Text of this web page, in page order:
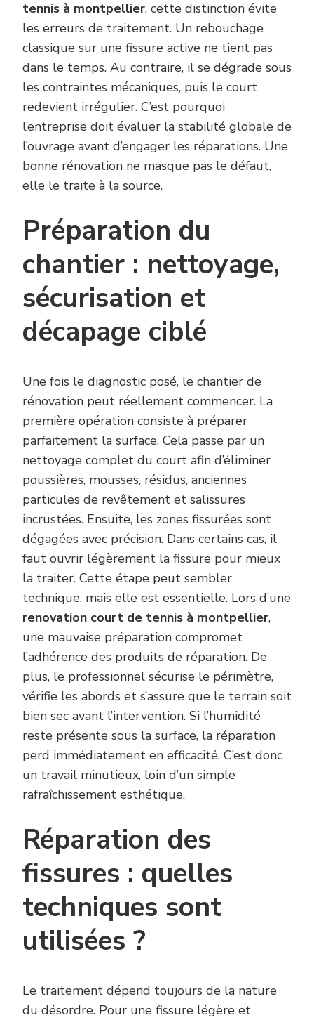
tennis à montpellier, cette distinction évite
les erreurs de traitement. Un rebouchage
classique sur une fissure active ne tient pas
dans le temps. Au contraire, il se dégrade sous
les contraintes mécaniques, puis le court
redevient irrégulier. C’est pourquoi
l’entreprise doit évaluer la stabilité globale de
l’ouvrage avant d’engager les réparations. Une
bonne rénovation ne masque pas le défaut,
elle le traite à la source.
Préparation du
chantier : nettoyage,
sécurisation et
décapage ciblé
Une fois le diagnostic posé, le chantier de
rénovation peut réellement commencer. La
première opération consiste à préparer
parfaitement la surface. Cela passe par un
nettoyage complet du court afin d’éliminer
poussières, mousses, résidus, anciennes
particules de revêtement et salissures
incrustées. Ensuite, les zones fissurées sont
dégagées avec précision. Dans certains cas, il
faut ouvrir légèrement la fissure pour mieux
la traiter. Cette étape peut sembler
technique, mais elle est essentielle. Lors d’une
renovation court de tennis à montpellier,
une mauvaise préparation compromet
l’adhérence des produits de réparation. De
plus, le professionnel sécurise le périmètre,
vérifie les abords et s’assure que le terrain soit
bien sec avant l’intervention. Si l’humidité
reste présente sous la surface, la réparation
perd immédiatement en efficacité. C’est donc
un travail minutieux, loin d’un simple
rafraîchissement esthétique.
Réparation des
fissures : quelles
techniques sont
utilisées ?
Le traitement dépend toujours de la nature
du désordre. Pour une fissure légère et